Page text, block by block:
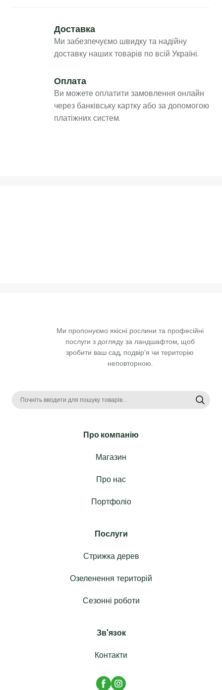
Доставка
Ми забезпечуємо швидку та надійну
доставку наших товарів по всій Україні.
Оплата
Ви можете оплатити замовлення онлайн
через банківську картку або за допомогою
платіжних систем.
Ми пропонуємо якісні рослини та професійні
послуги з догляду за ландшафтом, щоб
зробити ваш сад, подвір’я чи територію
неповторною.
Про компанію
Магазин
Про нас
Портфоліо
Послуги
Стрижка дерев
Озеленення територій
Сезонні роботи
Зв'язок
Контакти